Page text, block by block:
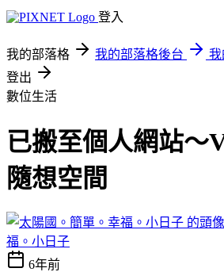
登入
我的部落格 我的部落格後台
我
登出
數位生活
已搬至個人網站～
隨想空間
福。小日子
6年前